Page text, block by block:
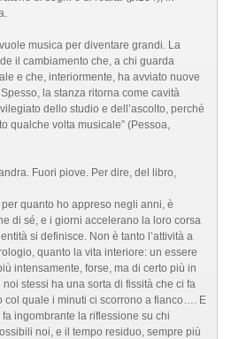
musica per diventare grandi. La
il cambiamento che, a chi guarda
e che, interiormente, ha avviato nuove
la stanza ritorna come cavità
dello studio e dell’ascolto, perché
qualche volta musicale” (Pessoa,
Fuori piove. Per dire, del libro,
quanto ho appreso negli anni, è
di sé, e i giorni accelerano la loro corsa
si definisce. Non è tanto l’attività a
quanto la vita interiore: un essere
intensamente, forse, ma di certo più in
stessi ha una sorta di fissità che ci fa
col quale i minuti ci scorrono a fianco…. E
ingombrante la riflessione su chi
noi, e il tempo residuo, sempre più